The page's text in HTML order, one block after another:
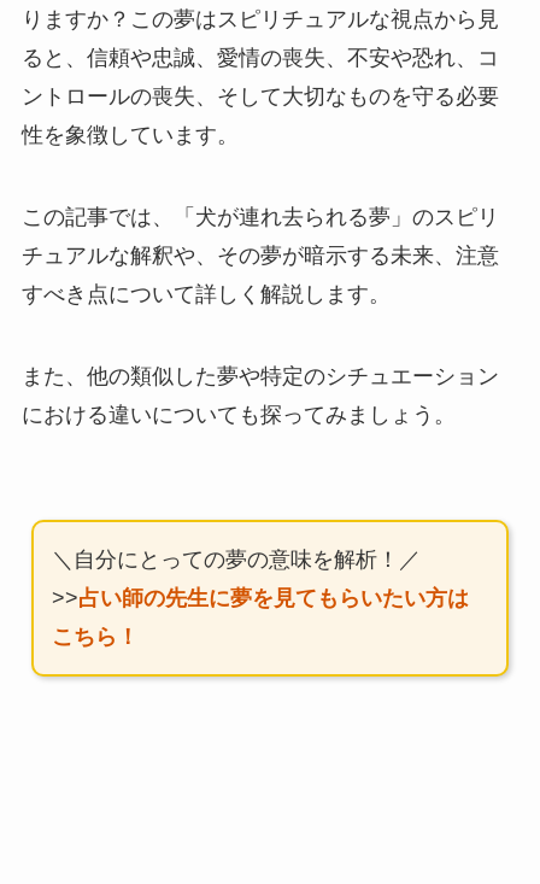
りますか？この夢はスピリチュアルな視点から見
ると、信頼や忠誠、愛情の喪失、不安や恐れ、コ
ントロールの喪失、そして大切なものを守る必要
性を象徴しています。
この記事では、「犬が連れ去られる夢」のスピリ
チュアルな解釈や、その夢が暗示する未来、注意
すべき点について詳しく解説します。
また、他の類似した夢や特定のシチュエーション
における違いについても探ってみましょう。
＼自分にとっての夢の意味を解析！／
>>占い師の先生に夢を見てもらいたい方は
こちら！